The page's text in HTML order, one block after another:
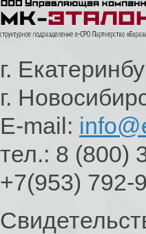
г.
г.
E-mail:
тел.: 8 (800)
+7(953) 792-